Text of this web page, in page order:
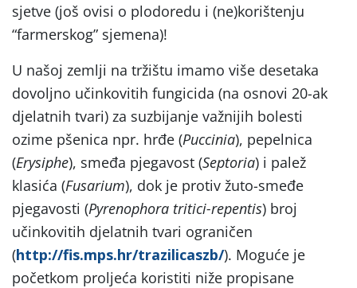
sjetve (još ovisi o plodoredu i (ne)korištenju
“farmerskog” sjemena)!
U našoj zemlji na tržištu imamo više desetaka
dovoljno učinkovitih fungicida (na osnovi 20-ak
djelatnih tvari) za suzbijanje važnijih bolesti
ozime pšenica npr. hrđe (Puccinia), pepelnica
(Erysiphe), smeđa pjegavost (Septoria) i palež
klasića (Fusarium), dok je protiv žuto-smeđe
pjegavosti (Pyrenophora tritici-repentis) broj
učinkovitih djelatnih tvari ograničen
(http://fis.mps.hr/trazilicaszb/). Moguće je
početkom proljeća koristiti niže propisane